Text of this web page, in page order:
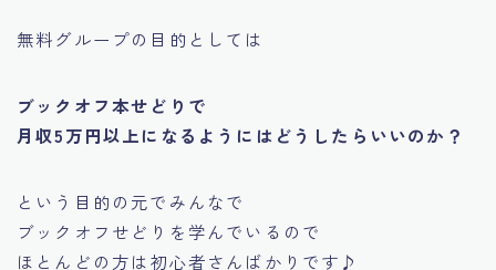
無料グループの目的としては
ブックオフ本せどりで
月収5万円以上になるようにはどうしたらいいのか？
という目的の元でみんなで
ブックオフせどりを学んでいるので
ほとんどの方は初心者さんばかりです♪